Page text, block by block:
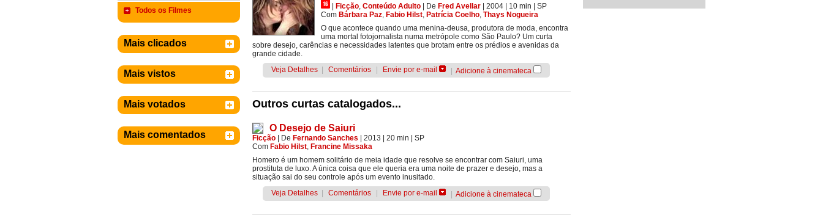
Todos os Filmes
Mais clicados
Mais vistos
Mais votados
Mais comentados
Ficção, Conteúdo Adulto De Fred Avellar | 2004 | 10 min
SP
Com Bárbara Paz, Fabio Hilst, Patrícia Coelho, Thays Nogueira
O que acontece quando uma menina-deusa, produtora de moda, encontra
uma mortal fotojornalista numa metrópole como São Paulo? Um curta
sobre desejo, carências e necessidades latentes que brotam entre os prédios e avenidas da
grande cidade.
Veja Detalhes
Comentários Envie por e-mail Adicione à cinemateca
Outros curtas catalogados...
O Desejo de Saiuri
Ficção De Fernando Sanches | 2013 | 20 min
SP
Com Fabio Hilst, Francine Missaka
Homero é um homem solitário de meia idade que resolve se encontrar com Saiuri, uma
prostituta de luxo. A única coisa que ele queria era uma noite de prazer e desejo, mas a
situação sai do seu controle após um evento inusitado.
Veja Detalhes
Comentários Envie por e-mail Adicione à cinemateca